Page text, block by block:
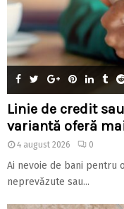
Linie de credit
variantă oferă
4 august 2026 0
Ai nevoie de bani pentru
neprevăzute sau...